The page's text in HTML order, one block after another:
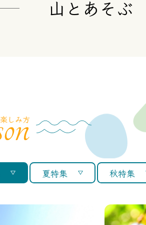
山とあそぶ
夏特集 秋特集